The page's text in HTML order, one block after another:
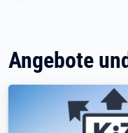
Angebote